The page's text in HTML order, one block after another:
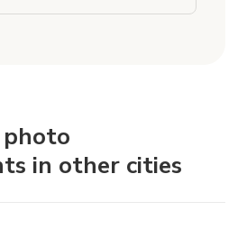
photo
in other cities